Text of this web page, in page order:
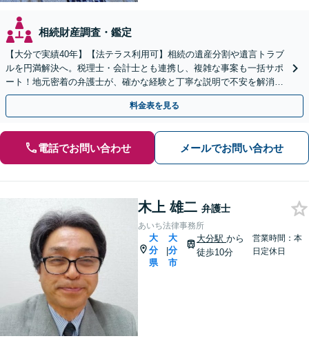
相続財産調査・鑑定
【大分で実績40年】【法テラス利用可】相続の遺産分割や遺言トラブ
ルを円満解決へ。税理士・会計士とも連携し、複雑な事案も一括サポ
ート！地元密着の弁護士が、確かな経験と丁寧な説明で不安を解消し
ます。まずはお気軽にご相談ください。【休日面談可】
料金表を見る
電話でお問い合わせ メールでお問い合わせ
木上 雄二 弁護士
あいち法律事務所
大
分
県
|
大
分
市
大分駅 から
徒歩10分
営業時間：本
日定休日